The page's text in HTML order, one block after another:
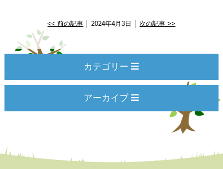
<< 前の記事 │ 2024年4月3日 │次の記事 >>
カテゴリー
アーカイブ